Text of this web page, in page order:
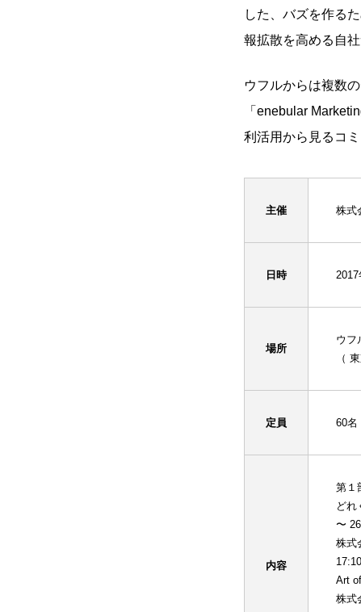
した、バズを作る
報拡散を高める自
ウフルからは複数
「enebular
利活用から見るコ
主催 株式
日時
場所
ウフ
（
定員 60名
内容
第１
どれ
〜
株式
Art
株式